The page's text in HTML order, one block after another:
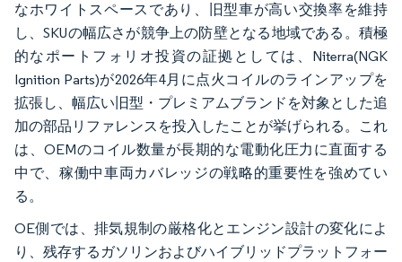
なホワイトスペースであり、旧型車が高い交換率を維持
し、SKUの幅広さが競争上の防壁となる地域である。積極
的なポートフォリオ投資の証拠としては、Niterra(NGK
Ignition Parts)が2026年4月に点火コイルのラインアップを
拡張し、幅広い旧型・プレミアムブランドを対象とした追
加の部品リファレンスを投入したことが挙げられる。これ
は、OEMのコイル数量が長期的な電動化圧力に直面する
中で、稼働中車両カバレッジの戦略的重要性を強めてい
る。
OE側では、排気規制の厳格化とエンジン設計の変化によ
り、残存するガソリンおよびハイブリッドプラットフォー